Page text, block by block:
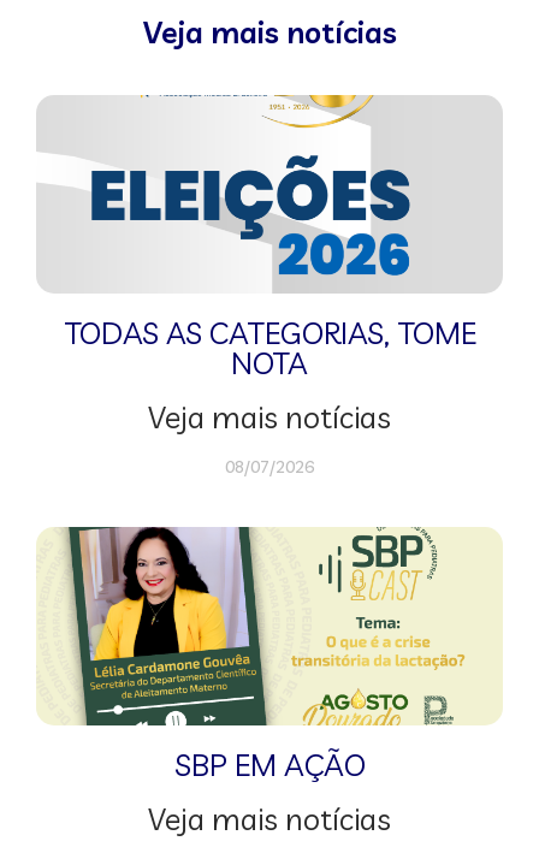
Veja mais notícias
TODAS AS CATEGORIAS, TOME
NOTA
Veja mais notícias
08/07/2026
SBP EM AÇÃO
Veja mais notícias